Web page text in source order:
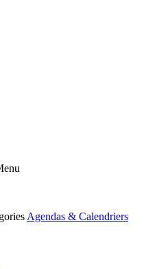
Agendas & Calendriers